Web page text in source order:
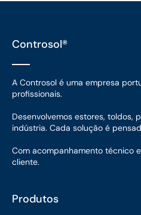
Controsol®
A Controsol é uma empresa
profissionais.
Desenvolvemos estores, toldos,
indústria. Cada solução é
Com acompanhamento técnico
cliente.
Produtos